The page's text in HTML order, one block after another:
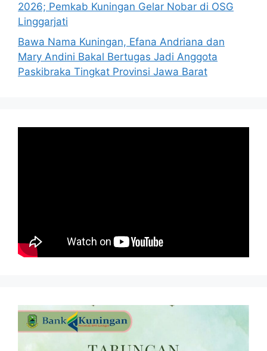
2026; Pemkab Kuningan Gelar Nobar di OSG
Linggarjati
Bawa Nama Kuningan, Efana Andriana dan
Mary Andini Bakal Bertugas Jadi Anggota
Paskibraka Tingkat Provinsi Jawa Barat